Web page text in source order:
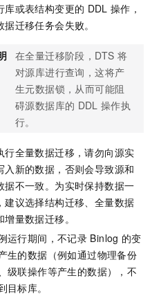
库或表结构变更的 DDL 操作，
据迁移任务会失败。
在全量迁移阶段，DTS 将
对源库进行查询，这将产
生元数据锁，从而可能阻
碍源数据库的 DDL 操作执
行。
行全量数据迁移，请勿向源实
入新的数据，否则会导致源和
据不一致。为实时保持数据一
建议选择结构迁移、全量数据
增量数据迁移。
运行期间，不记录 Binlog 的变
生的数据（例如通过物理备份
级联操作等产生的数据），不
目标库。